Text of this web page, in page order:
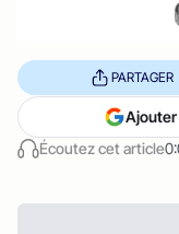
Écoutez cet article
PARTAGER